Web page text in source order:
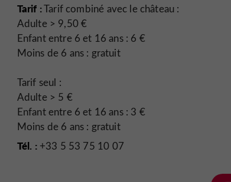
Tarif :Tarif combiné avec le château :
Adulte > 9,50 €
Enfant entre 6 et 16 ans : 6 €
Moins de 6 ans : gratuit
Tarif seul :
Adulte > 5 €
Enfant entre 6 et 16 ans : 3 €
Moins de 6 ans : gratuit
Tél. :+33 5 53 75 10 07